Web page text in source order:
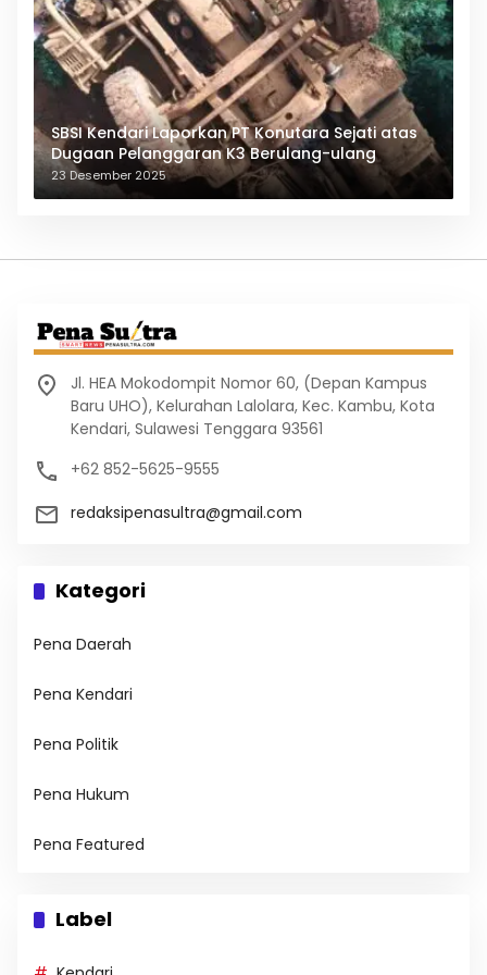
SBSI Kendari Laporkan PT Konutara Sejati atas
Dugaan Pelanggaran K3 Berulang-ulang
23 Desember 2025
Jl. HEA Mokodompit Nomor 60, (Depan Kampus
Baru UHO), Kelurahan Lalolara, Kec. Kambu, Kota
Kendari, Sulawesi Tenggara 93561
+62 852-5625-9555
redaksipenasultra@gmail.com
Kategori
Pena Daerah
Pena Kendari
Pena Politik
Pena Hukum
Pena Featured
Label